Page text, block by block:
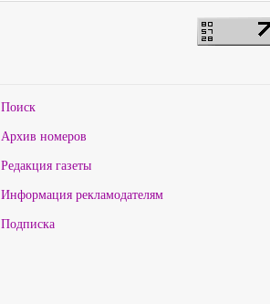
Поиск
Архив номеров
Редакция газеты
Информация рекламодателям
Подписка